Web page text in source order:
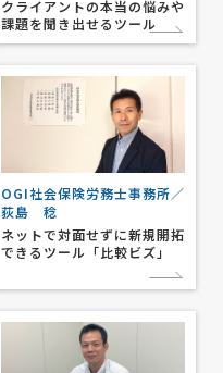
クライアントの本当の悩みや
課題を聞き出せるツール
OGI社会保険労務士事務所／
荻島 稔
ネットで対面せずに新規開拓
できるツール「比較ビズ」